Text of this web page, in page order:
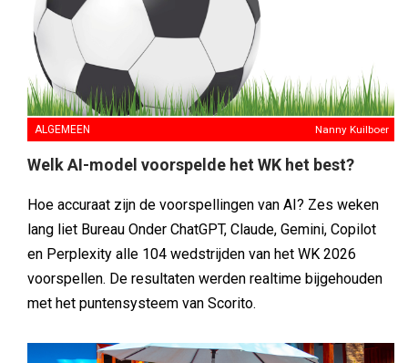
ALGEMEEN Nanny Kuilboer
Welk AI-model voorspelde het WK het best?
Hoe accuraat zijn de voorspellingen van AI? Zes weken
lang liet Bureau Onder ChatGPT, Claude, Gemini, Copilot
en Perplexity alle 104 wedstrijden van het WK 2026
voorspellen. De resultaten werden realtime bijgehouden
met het puntensysteem van Scorito.